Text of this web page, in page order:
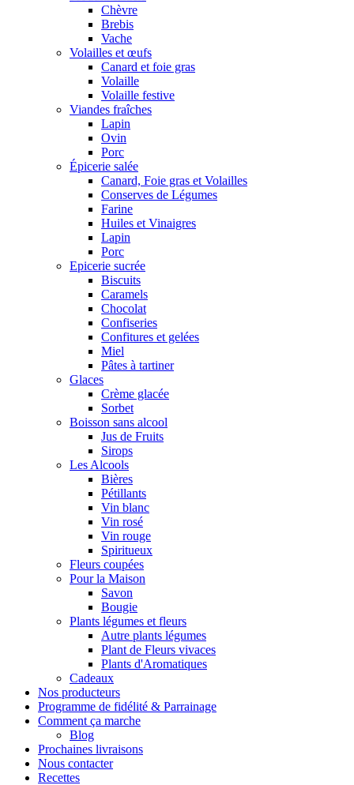
Chèvre
Brebis
Vache
Volailles et œufs
Canard et foie gras
Volaille
Volaille festive
Viandes fraîches
Lapin
Ovin
Porc
Épicerie salée
Canard, Foie gras et Volailles
Conserves de Légumes
Farine
Huiles et Vinaigres
Lapin
Porc
Epicerie sucrée
Biscuits
Caramels
Chocolat
Confiseries
Confitures et gelées
Miel
Pâtes à tartiner
Glaces
Crème glacée
Sorbet
Boisson sans alcool
Jus de Fruits
Sirops
Les Alcools
Bières
Pétillants
Vin blanc
Vin rosé
Vin rouge
Spiritueux
Fleurs coupées
Pour la Maison
Savon
Bougie
Plants légumes et fleurs
Autre plants légumes
Plant de Fleurs vivaces
Plants d'Aromatiques
Cadeaux
Nos producteurs
Programme de fidélité & Parrainage
Comment ça marche
Blog
Prochaines livraisons
Nous contacter
Recettes